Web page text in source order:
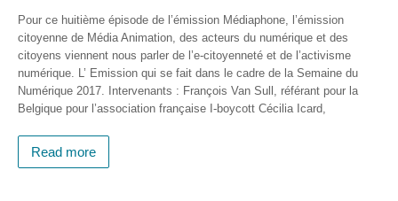
Pour ce huitième épisode de l’émission Médiaphone, l’émission
citoyenne de Média Animation, des acteurs du numérique et des
citoyens viennent nous parler de l’e-citoyenneté et de l’activisme
numérique. L’ Emission qui se fait dans le cadre de la Semaine du
Numérique 2017. Intervenants : François Van Sull, référant pour la
Belgique pour l’association française I-boycott Cécilia Icard,
Read more
informatiques…
c’est ton genre
? »
Sensibiliser
conférences